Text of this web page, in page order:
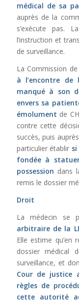
médical de sa
auprès de la
s’exécute pas.
l’instruction et
de surveillance.
La Commission
à l’encontre de
manqué à son
envers sa
émolument de
contre cette
succès, puis
particulier établir
fondée à
possession dans
remis le dossier
Droit
La médecin se
arbitraire de la
Elle estime qu’en
dossier médical
surveillance, et
Cour de justice
règles de
cette autorité